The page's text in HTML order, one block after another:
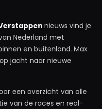
nieuws vind je
Nederland met
en buitenland. Max
jacht naar nieuwe
een overzicht van alle
van de races en real-